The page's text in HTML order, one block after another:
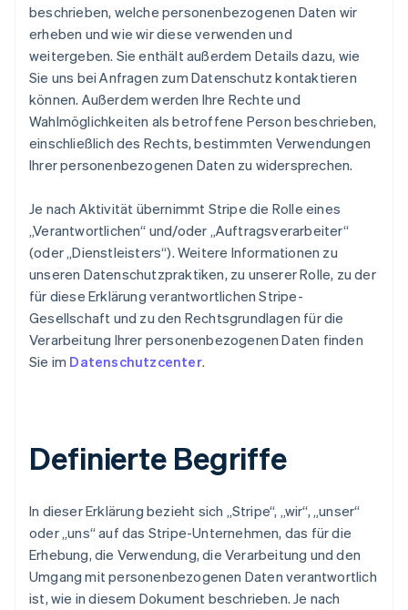
beschrieben, welche personenbezogenen Daten wir
erheben und wie wir diese verwenden und
weitergeben. Sie enthält außerdem Details dazu, wie
Sie uns bei Anfragen zum Datenschutz kontaktieren
können. Außerdem werden Ihre Rechte und
Wahlmöglichkeiten als betroffene Person beschrieben,
einschließlich des Rechts, bestimmten Verwendungen
Ihrer personenbezogenen Daten zu widersprechen.
Je nach Aktivität übernimmt Stripe die Rolle eines
„Verantwortlichen“ und/oder „Auftragsverarbeiter“
(oder „Dienstleisters“). Weitere Informationen zu
unseren Datenschutzpraktiken, zu unserer Rolle, zu der
für diese Erklärung verantwortlichen Stripe-
Gesellschaft und zu den Rechtsgrundlagen für die
Verarbeitung Ihrer personenbezogenen Daten finden
Sie im Datenschutzcenter.
Definierte Begriffe
In dieser Erklärung bezieht sich „Stripe“, „wir“, „unser“
oder „uns“ auf das Stripe-Unternehmen, das für die
Erhebung, die Verwendung, die Verarbeitung und den
Umgang mit personenbezogenen Daten verantwortlich
ist, wie in diesem Dokument beschrieben. Je nach